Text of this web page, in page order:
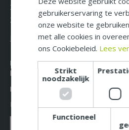
Zaterdag
Zondag
Extra openingstijden
Mis niet langer de leukste
beste tuintips!
Meld u nu aan voor onze
E-mailadres: *
gebruikerservaring te
onze website te
met alle cookies in
ons Cookiebeleid. Lees
Strikt
noodzakelijk
Functioneel